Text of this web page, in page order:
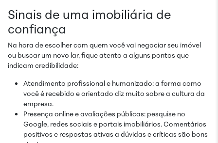
Sinais de uma imobiliária de
confiança
Na hora de escolher com quem você vai negociar seu imóvel
ou buscar um novo lar, fique atento a alguns pontos que
indicam credibilidade:
Atendimento profissional e humanizado: a forma como
você é recebido e orientado diz muito sobre a cultura da
empresa.
Presença online e avaliações públicas: pesquise no
Google, redes sociais e portais imobiliários. Comentários
positivos e respostas ativas a dúvidas e críticas são bons